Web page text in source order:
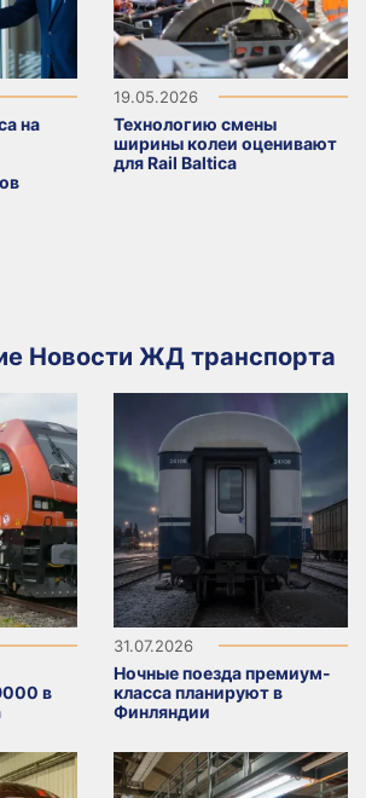
на
19.05.2026
Технологию смены
ширины колеи оценивают
для Rail Baltica
Новости ЖД транспорта
в
31.07.2026
Ночные поезда премиум-
класса планируют в
Финляндии